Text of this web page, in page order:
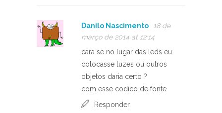
Danilo Nascimento
18 de
março de 2014 at 12:14
cara se no lugar das leds eu
colocasse luzes ou outros
objetos daria certo ?
com esse codico de fonte
Responder